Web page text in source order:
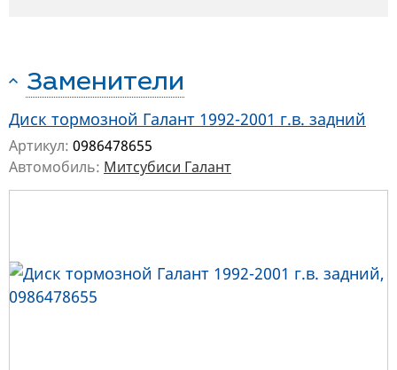
Заменители
Диск тормозной Галант 1992-2001 г.в. задний
Артикул: 0986478655
Автомобиль: Митсубиси Галант